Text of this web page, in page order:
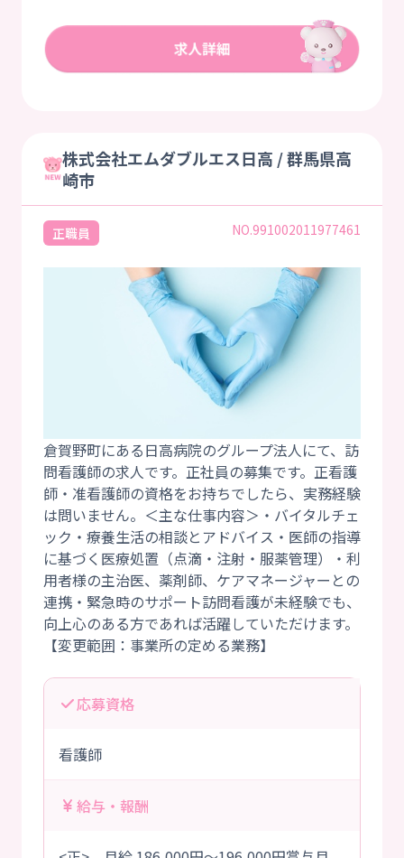
株式会社エムダブルエス日高 / 群馬県高
崎市
正職員 NO.991002011977461
倉賀野町にある日高病院のグループ法人にて、訪
問看護師の求人です。正社員の募集です。正看護
師・准看護師の資格をお持ちでしたら、実務経験
は問いません。＜主な仕事内容＞・バイタルチェ
ック・療養生活の相談とアドバイス・医師の指導
に基づく医療処置（点滴・注射・服薬管理）・利
用者様の主治医、薬剤師、ケアマネージャーとの
連携・緊急時のサポート訪問看護が未経験でも、
向上心のある方であれば活躍していただけます。
応募資格
看護師
給与・報酬